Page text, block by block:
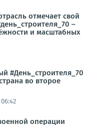
отмечает свой
–
и масштабных
#День_строителя_70
во второе
операции